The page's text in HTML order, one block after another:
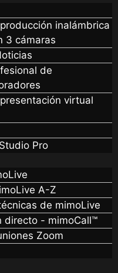
inalámbrica
3 cámaras
de
virtual
Pro
A-Z
de mimoLive
directo - mimoCall™
Zoom